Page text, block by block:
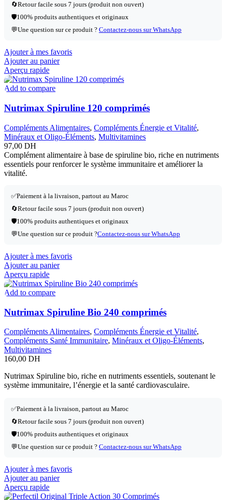
🔄Retour facile sous 7 jours (produit non ouvert)
🛡️100% produits authentiques et originaux
💬Une question sur ce produit ? Contactez-nous sur WhatsApp
Ajouter à mes favoris
Ajouter au panier
Aperçu rapide
Add to compare
Nutrimax Spiruline 120 comprimés
Compléments Alimentaires, Compléments Énergie et Vitalité,
Minéraux et Oligo-Éléments, Multivitamines
97,00 DH
Complément alimentaire à base de spiruline bio, riche en nutriments
essentiels pour renforcer le système immunitaire et améliorer la
vitalité.
✅Paiement à la livraison, partout au Maroc
🔄Retour facile sous 7 jours (produit non ouvert)
🛡️100% produits authentiques et originaux
💬Une question sur ce produit ?Contactez-nous sur WhatsApp
Ajouter à mes favoris
Ajouter au panier
Aperçu rapide
Add to compare
Nutrimax Spiruline Bio 240 comprimés
Compléments Alimentaires, Compléments Énergie et Vitalité,
Compléments Santé Immunitaire, Minéraux et Oligo-Éléments,
Multivitamines
160,00 DH
Nutrimax Spiruline bio, riche en nutriments essentiels, soutenant le
système immunitaire, l’énergie et la santé cardiovasculaire.
✅Paiement à la livraison, partout au Maroc
🔄Retour facile sous 7 jours (produit non ouvert)
🛡️100% produits authentiques et originaux
💬Une question sur ce produit ? Contactez-nous sur WhatsApp
Ajouter à mes favoris
Ajouter au panier
Aperçu rapide